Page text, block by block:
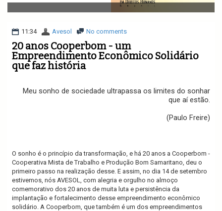
v
i
a
i
o
11:34 Avesol No comments
20 anos Cooperbom - um
Empreendimento Econômico Solidário
que faz história
Meu sonho de sociedade ultrapassa os limites do sonhar
que aí estão.
(Paulo Freire)
O sonho é o princípio da transformação, e há 20 anos a Cooperbom -
Cooperativa Mista de Trabalho e Produção Bom Samaritano, deu o
primeiro passo na realização desse. E assim, no dia 14 de setembro
estivemos, nós AVESOL, com alegria e orgulho no almoço
comemorativo dos 20 anos de muita luta e persistência da
implantação e fortalecimento desse empreendimento econômico
solidário. A Cooperbom, que também é um dos empreendimentos